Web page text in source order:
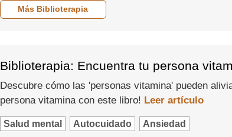
Más Biblioterapia
Biblioterapia: Encuentra tu persona
Descubre cómo las 'personas vitamina' pueden
persona vitamina con este libro! Leer artículo
Salud mental Autocuidado Ansiedad